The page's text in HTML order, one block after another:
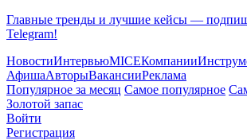
Главные тренды и лучшие кейсы —
Telegram!
НовостиИнтервьюMICEКомпании
АфишаАвторыВакансииРеклама
Популярное за месяц Самое популярное
Золотой запас
Войти
Регистрация